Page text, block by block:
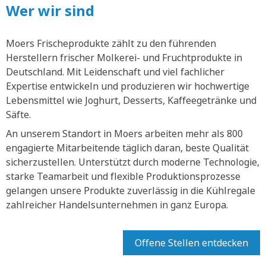
Wer wir sind
Moers Frischeprodukte zählt zu den führenden
Herstellern frischer Molkerei- und Fruchtprodukte in
Deutschland. Mit Leidenschaft und viel fachlicher
Expertise entwickeln und produzieren wir hochwertige
Lebensmittel wie Joghurt, Desserts, Kaffeegetränke und
Säfte.
An unserem Standort in Moers arbeiten mehr als 800
engagierte Mitarbeitende täglich daran, beste Qualität
sicherzustellen. Unterstützt durch moderne Technologie,
starke Teamarbeit und flexible Produktionsprozesse
gelangen unsere Produkte zuverlässig in die Kühlregale
zahlreicher Handelsunternehmen in ganz Europa.
Offene Stellen entdecken